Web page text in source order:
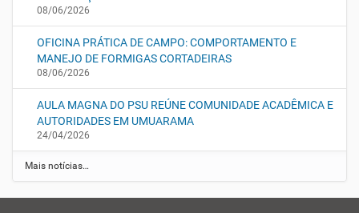
08/06/2026
OFICINA PRÁTICA DE CAMPO: COMPORTAMENTO E
MANEJO DE FORMIGAS CORTADEIRAS
08/06/2026
AULA MAGNA DO PSU REÚNE COMUNIDADE ACADÊMICA E
AUTORIDADES EM UMUARAMA
24/04/2026
Mais notícias…